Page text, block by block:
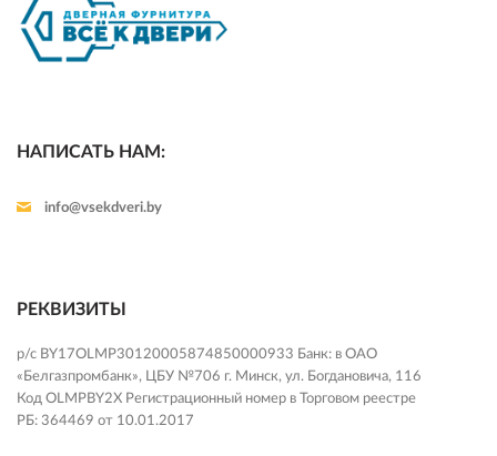
НАПИСАТЬ НАМ:
info@vsekdveri.by
РЕКВИЗИТЫ
р/с BY17OLMP30120005874850000933 Банк: в ОАО
«Белгазпромбанк», ЦБУ №706 г. Минск, ул. Богдановича, 116
Код OLMPBY2X Регистрационный номер в Торговом реестре
РБ: 364469 от 10.01.2017